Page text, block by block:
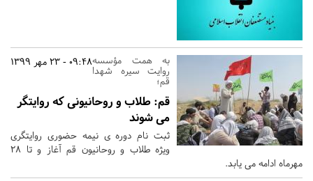
09:48 - 23 مهر 1399به همت مؤسسه
روایت سیره شهدا
قم؛
قم: طلاب و روحانیونی که روایتگر
می شوند
ثبت نام دوره ی نیمه حضوری روایتگری
ویژه طلاب و روحانیون قم آغاز و تا 28
مهرماه ادامه می یابد.